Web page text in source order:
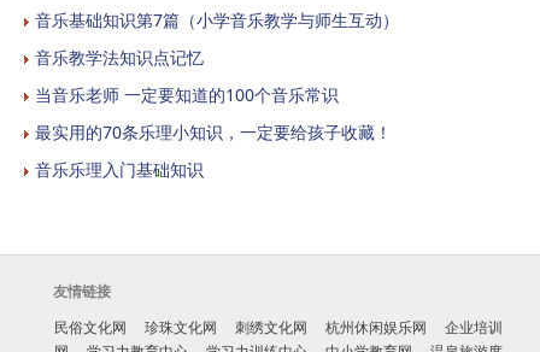
音乐基础知识第7篇（小学音乐教学与师生互动）
音乐教学法知识点记忆
当音乐老师 一定要知道的100个音乐常识
最实用的70条乐理小知识，一定要给孩子收藏！
音乐乐理入门基础知识
友情链接
民俗文化网
珍珠文化网 刺绣文化网 杭州休闲娱乐网
企业培训